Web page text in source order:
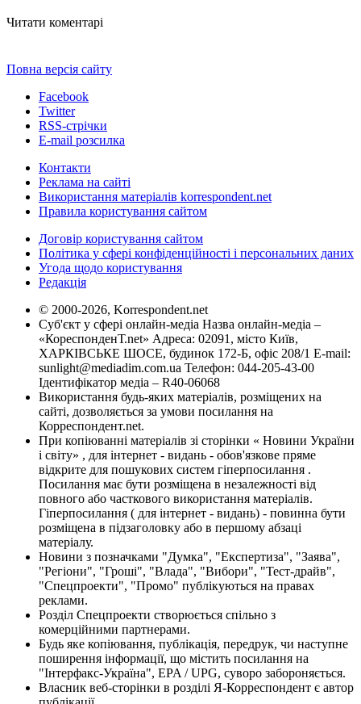
Читати коментарі
Повна версія сайту
Facebook
Twitter
RSS-стрічки
E-mail розсилка
Контакти
Реклама на сайті
Використання матеріалів korrespondent.net
Правила користування сайтом
Договір користування сайтом
Політика у сфері конфіденційності і персональних даних
Угода щодо користування
Редакція
© 2000-2026, Korrespondent.net
Суб'єкт у сфері онлайн-медіа Назва онлайн-медіа –
«КореспонденТ.net» Адреса: 02091, місто Київ,
ХАРКІВСЬКЕ ШОСЕ, будинок 172-Б, офіс 208/1 E-mail:
sunlight@mediadim.com.ua Телефон: 044-205-43-00
Ідентифікатор медіа – R40-06068
Використання будь-яких матеріалів, розміщених на
сайті, дозволяється за умови посилання на
Корреспондент.net.
При копіюванні матеріалів зі сторінки « Новини України
і світу» , для інтернет - видань - обов'язкове пряме
відкрите для пошукових систем гіперпосилання .
Посилання має бути розміщена в незалежності від
повного або часткового використання матеріалів.
Гіперпосилання ( для інтернет - видань) - повинна бути
розміщена в підзаголовку або в першому абзаці
матеріалу.
Новини з позначками "Думка", "Експертиза", "Заява",
"Регіони", "Гроші", "Влада", "Вибори", "Тест-драйв",
"Спецпроекти", "Промо" публікуються на правах
реклами.
Розділ Спецпроекти створюється спільно з
комерційними партнерами.
Будь яке копіювання, публікація, передрук, чи наступне
поширення інформації, що містить посилання на
"Інтерфакс-Україна", EPA / UPG, суворо забороняється.
Власник веб-сторінки в розділі Я-Корреспондент є автор